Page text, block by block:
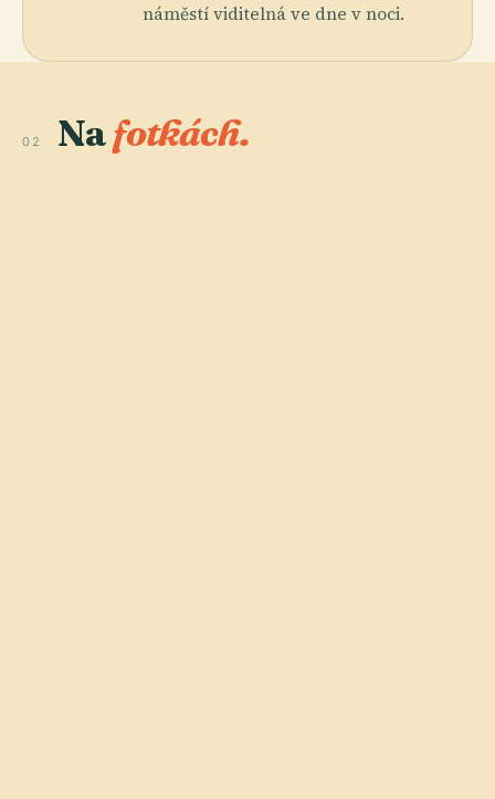
náměstí viditelná ve dne v noci.
02 Nafotkách.